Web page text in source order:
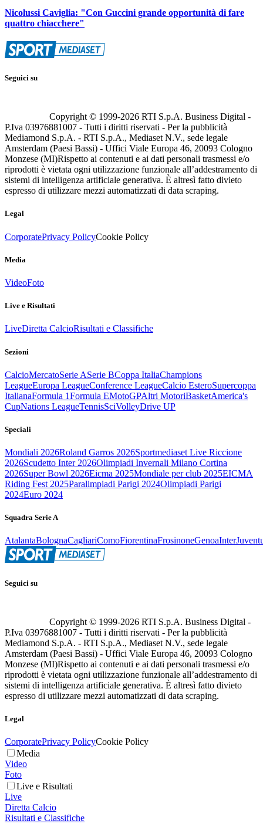
Nicolussi Caviglia: "Con Guccini grande opportunità di fare
quattro chiacchere"
Seguici su
Copyright © 1999-2026 RTI S.p.A. Business Digital -
P.Iva 03976881007 - Tutti i diritti riservati - Per la pubblicità
Mediamond S.p.A. - RTI S.p.A., Mediaset N.V., sede legale
Amsterdam (Paesi Bassi) - Uffici Viale Europa 46, 20093 Cologno
Monzese (MI)Rispetto ai contenuti e ai dati personali trasmessi e/o
riprodotti è vietata ogni utilizzazione funzionale all’addestramento di
sistemi di intelligenza artificiale generativa. È altresì fatto divieto
espresso di utilizzare mezzi automatizzati di data scraping.
Legal
CorporatePrivacy PolicyCookie Policy
Media
VideoFoto
Live e Risultati
LiveDiretta CalcioRisultati e Classifiche
Sezioni
CalcioMercatoSerie ASerie BCoppa ItaliaChampions
LeagueEuropa LeagueConference LeagueCalcio EsteroSupercoppa
ItalianaFormula 1Formula EMotoGPAltri MotoriBasketAmerica's
CupNations LeagueTennisSciVolleyDrive UP
Speciali
Mondiali 2026Roland Garros 2026Sportmediaset Live Riccione
2026Scudetto Inter 2026Olimpiadi Invernali Milano Cortina
2026Super Bowl 2026Eicma 2025Mondiale per club 2025EICMA
Riding Fest 2025Paralimpiadi Parigi 2024Olimpiadi Parigi
2024Euro 2024
Squadra Serie A
AtalantaBolognaCagliariComoFiorentinaFrosinoneGenoaInter
Seguici su
Copyright © 1999-2026 RTI S.p.A. Business Digital -
P.Iva 03976881007 - Tutti i diritti riservati - Per la pubblicità
Mediamond S.p.A. - RTI S.p.A., Mediaset N.V., sede legale
Amsterdam (Paesi Bassi) - Uffici Viale Europa 46, 20093 Cologno
Monzese (MI)Rispetto ai contenuti e ai dati personali trasmessi e/o
riprodotti è vietata ogni utilizzazione funzionale all’addestramento di
sistemi di intelligenza artificiale generativa. È altresì fatto divieto
espresso di utilizzare mezzi automatizzati di data scraping.
Legal
CorporatePrivacy PolicyCookie Policy
Media
Video
Foto
Live e Risultati
Live
Diretta Calcio
Risultati e Classifiche